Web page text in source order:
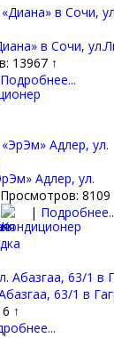
в Сочи,
13967 ↑
Подробнее...
Адлер, ул.
Просмотров: 8109
|
63/1 в
↑